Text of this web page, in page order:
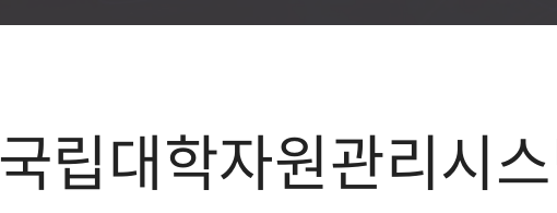
국립대학자원관리시